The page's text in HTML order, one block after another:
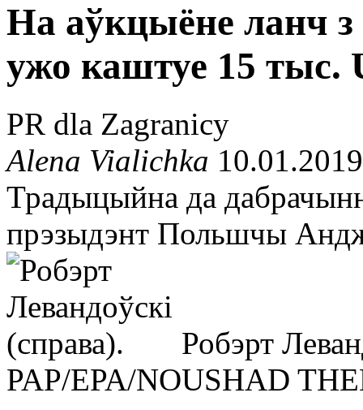
На аўкцыёне ланч з
ужо каштуе 15
PR dla Zagranicy
Alena Vialichka
Традыцыйна да
прэзыдэнт Польшчы
Робэрт
PAP/EPA/NOUSHAD